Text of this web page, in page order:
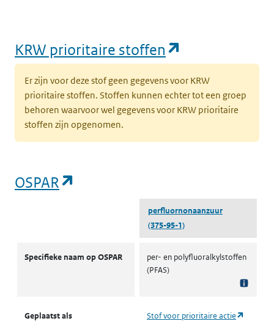
KRW prioritaire stoffen
Er zijn voor deze stof geen gegevens voor KRW
prioritaire stoffen. Stoffen kunnen echter tot een groep
behoren waarvoor wel gegevens voor KRW prioritaire
stoffen zijn opgenomen.
OSPAR
perfluornonaanzuur
(375-95-1)
Specifieke naam op OSPAR
per- en polyfluoralkylstoffen
(PFAS)
Geplaatst als Stof voor prioritaire actie